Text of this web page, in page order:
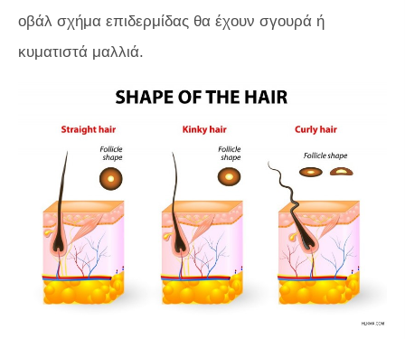
οβάλ σχήμα επιδερμίδας θα έχουν σγουρά ή
κυματιστά μαλλιά.